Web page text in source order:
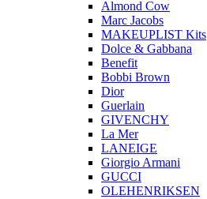
Almond Cow
Marc Jacobs
MAKEUPLIST Kits
Dolce & Gabbana
Benefit
Bobbi Brown
Dior
Guerlain
GIVENCHY
La Mer
LANEIGE
Giorgio Armani
GUCCI
OLEHENRIKSEN